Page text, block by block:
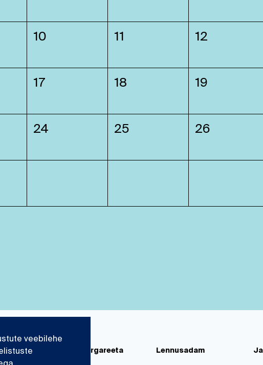
10 11 12
17 18 19
24 25 26
ja kogud Paks Margareeta Lennusadam
veebilehe